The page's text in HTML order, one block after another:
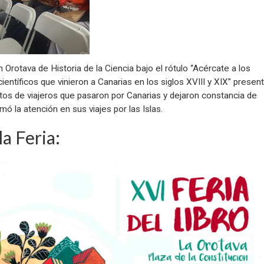
Orotava de Historia de la Ciencia bajo el rótulo “Acércate a los
que vinieron a Canarias en los siglos XVIII y XIX”
de viajeros que pasaron por Canarias y dejaron constancia de
la atención en sus viajes por las Islas.
Feria: